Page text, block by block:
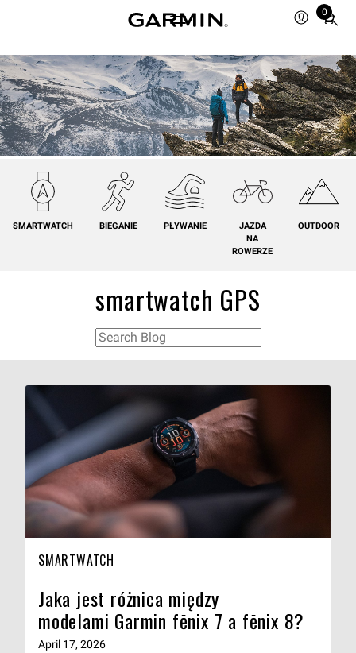
0
Total
in
cart:
0
SMARTWATCH BIEGANIE PŁYWANIE
JAZDA
NA
ROWERZE
OUTDOOR
smartwatch GPS
SMARTWATCH
Jaka jest różnica między
modelami Garmin fēnix 7 a fēnix 8?
April 17, 2026